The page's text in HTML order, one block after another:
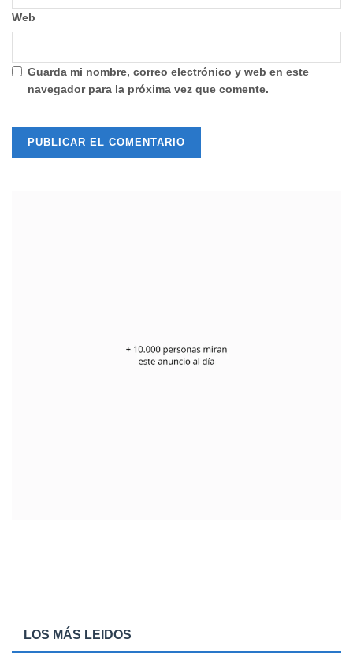
Web
Guarda mi nombre, correo electrónico y web en este
navegador para la próxima vez que comente.
LOS MÁS LEIDOS